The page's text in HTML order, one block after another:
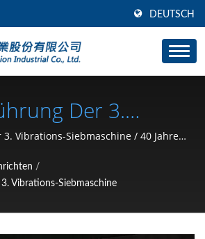
DEUTSCH
Der 3.
/
Auto- Und
(C-
Vibrations-Siebmaschine / 40 Jahre
Clip, Sicherungsring, Stift)
| SHOU LONG
/
Vibrations-Siebmaschine